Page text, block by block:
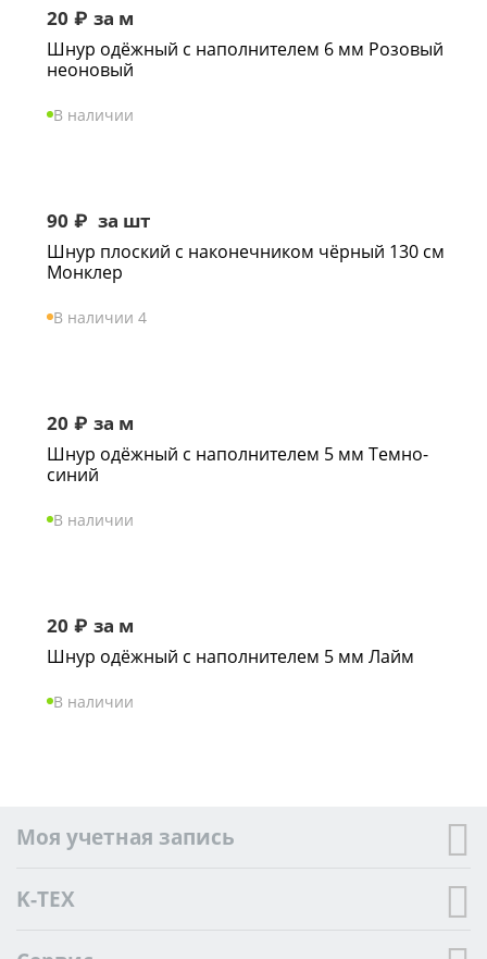
20 ₽ за м
Шнур одёжный с наполнителем 6 мм Розовый
неоновый
В наличии
90 ₽ за шт
Шнур плоский с наконечником чёрный 130 см
Монклер
В наличии 4
20 ₽ за м
Шнур одёжный с наполнителем 5 мм Темно-
синий
В наличии
20 ₽ за м
Шнур одёжный с наполнителем 5 мм Лайм
В наличии
Моя учетная запись
K-TEX